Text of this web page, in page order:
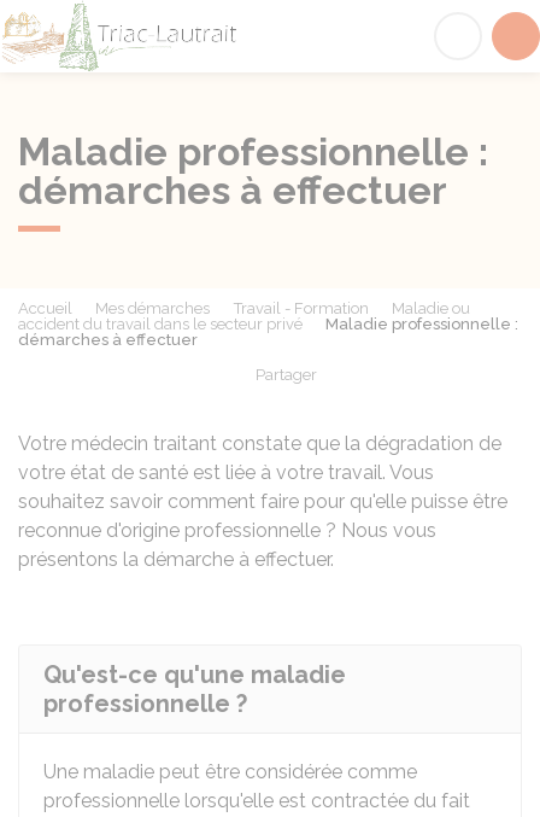
Maladie professionnelle :
démarches à effectuer
Accueil Mes démarches Travail - Formation
Maladie ou
accident du travail dans le secteur privé
Maladie professionnelle :
démarches à effectuer
Partager
Votre médecin traitant constate que la dégradation de
votre état de santé est liée à votre travail. Vous
souhaitez savoir comment faire pour qu'elle puisse être
reconnue d'origine professionnelle ? Nous vous
présentons la démarche à effectuer.
Qu'est-ce qu'une maladie
professionnelle ?
Une maladie peut être considérée comme
professionnelle lorsqu'elle est contractée du fait